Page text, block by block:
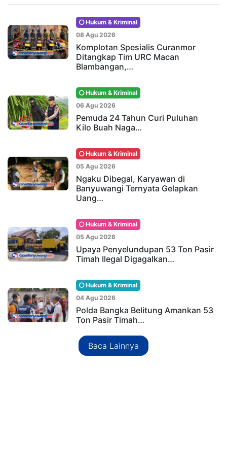
Hukum & Kriminal
08 Agu 2026
Komplotan Spesialis Curanmor
Ditangkap Tim URC Macan
Blambangan,…
Hukum & Kriminal
06 Agu 2026
Pemuda 24 Tahun Curi Puluhan
Kilo Buah Naga…
Hukum & Kriminal
05 Agu 2026
Ngaku Dibegal, Karyawan di
Banyuwangi Ternyata Gelapkan
Uang…
Hukum & Kriminal
05 Agu 2026
Upaya Penyelundupan 53 Ton Pasir
Timah Ilegal Digagalkan…
Hukum & Kriminal
04 Agu 2026
Polda Bangka Belitung Amankan 53
Ton Pasir Timah…
Baca Lainnya